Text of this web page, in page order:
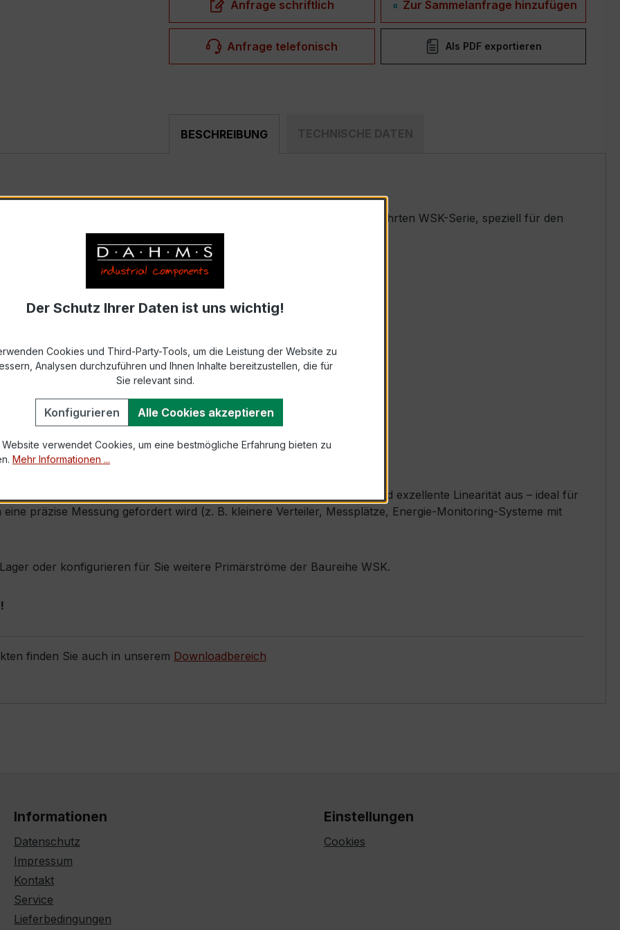
Anfrage schriftlich Zur Sammelanfrage hinzufügen
Anfrage telefonisch Als PDF exportieren
BESCHREIBUNG TECHNISCHE DATEN
ist ein kompakter, hochpräziser Niederspannungs-Messwandler der bewährten WSK-Serie, speziell für den
und industriellen Mess- und Überwachungssystemen entwickelt.
5 A, Sekundärnennstrom 1 A)
DIN EN 61869-2)
× Ipr, 1 s
inkl. Isolierschutzkappe
sich durch seine sehr kompakte Bauform, hohe Zuverlässigkeit und exzellente Linearität aus – ideal für
präzise Messung gefordert wird (z. B. kleinere Verteiler, Messplätze, Energie-Monitoring-Systeme mit
oder konfigurieren für Sie weitere Primärströme der Baureihe WSK.
finden Sie auch in unserem Downloadbereich
Informationen
Datenschutz
Impressum
Kontakt
Service
Lieferbedingungen
Einstellungen
Cookies
Der Schutz Ihrer Daten ist uns wichtig!
Cookies und Third-Party-Tools, um die Leistung der Website zu
Analysen durchzuführen und Ihnen Inhalte bereitzustellen, die für
Sie relevant sind.
Konfigurieren Alle Cookies akzeptieren
Website verwendet Cookies, um eine bestmögliche Erfahrung bieten zu
Mehr Informationen ...